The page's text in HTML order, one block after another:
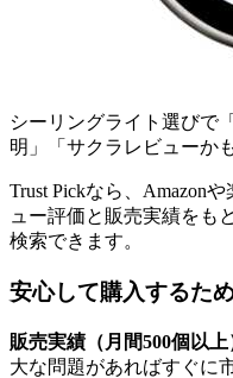
シーリングライト選びで
明」「サクラレビューか
Trust Pickなら、Amazon
ュー評価と販売実績をも
検索できます。
安心して購入するた
販売実績（月間500個以上
大な問題があればすぐに